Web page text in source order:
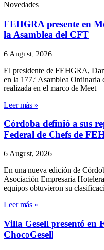
Novedades
FEHGRA presente en
la Asamblea del CFT
6 August, 2026
El presidente de FEHGRA,
en la 177.ª Asamblea
realizada en el marco de Meet
Leer más »
Córdoba definió a sus
Federal de Chefs de
6 August, 2026
En una nueva edición de
Asociación Empresaria
equipos obtuvieron su
Leer más »
Villa Gesell presentó en
ChocoGesell